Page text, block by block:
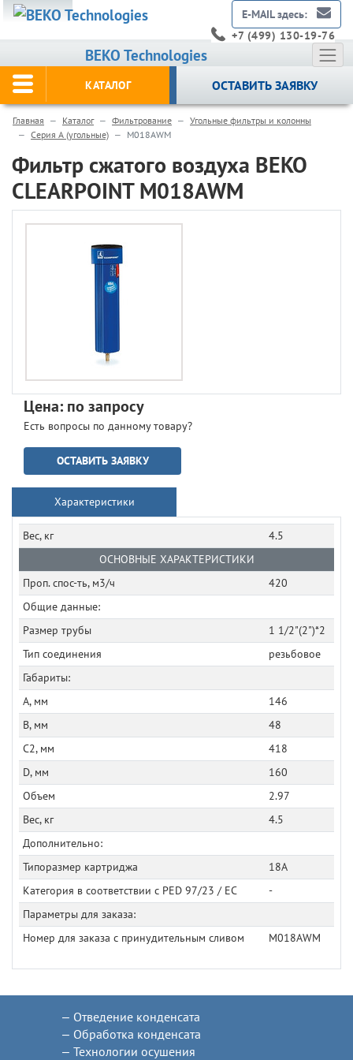
BEKO Technologies
E-MAIL здесь:
+7 (499) 130-19-76
КАТАЛОГ ОСТАВИТЬ ЗАЯВКУ
Главная Каталог Фильтрование
Угольные фильтры и колонны
Серия A (угольные)
M018AWM
Фильтр сжатого воздуха BEKO
CLEARPOINT M018AWM
Цена: по запросу
Есть вопросы по данному товару?
ОСТАВИТЬ ЗАЯВКУ
Характеристики
Вес, кг
4.5
ОСНОВНЫЕ ХАРАКТЕРИСТИКИ
Проп. спос-ть, м3/ч
420
Общие данные:
Размер трубы
1 1/2"(2")*2
Тип соединения
резьбовое
Габариты:
A, мм
146
B, мм
48
C2, мм
418
D, мм
160
Объем
2.97
Вес, кг
4.5
Дополнительно:
Типоразмер картриджа
18A
Категория в соответствии с PED 97/23 / EC
-
Параметры для заказа:
Номер для заказа с принудительным сливом
M018AWM
Отведение конденсата
Обработка конденсата
Технологии осушения